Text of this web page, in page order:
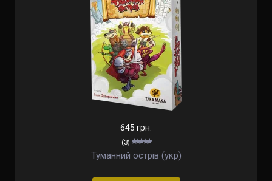
645 грн.
(3)
Туманний острів (укр)